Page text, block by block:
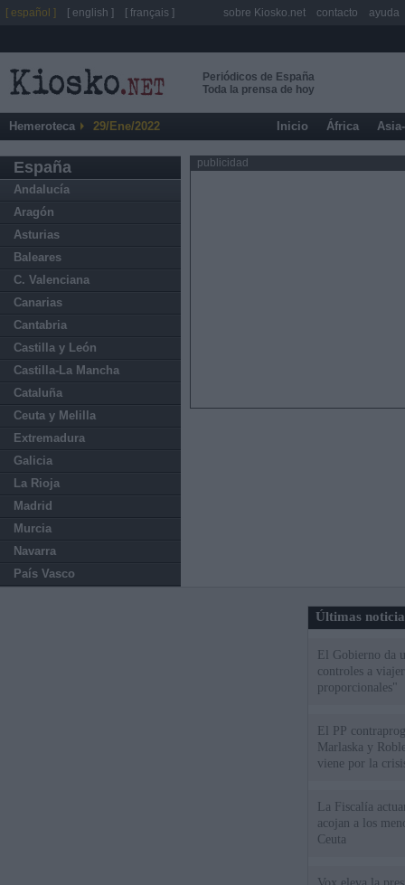
Periódicos de España
Toda la prensa de hoy
Hemeroteca 29/Ene/2022 Inicio África
España
Andalucía
Aragón
Asturias
Baleares
C. Valenciana
Canarias
Cantabria
Castilla y León
Castilla-La Mancha
Cataluña
Ceuta y Melilla
Extremadura
Galicia
La Rioja
Madrid
Murcia
Navarra
País Vasco
publicidad
Últimas
El Gobierno da
controles a
proporcionales"
El PP
Marlaska y
viene por la
La Fiscalía
acojan a los
Ceuta
[ español ] [ english ] [ français ] sobre Kiosko.net contacto ayuda